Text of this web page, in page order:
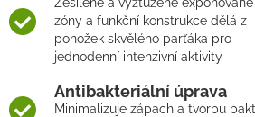
zóny a funkční konstrukce dělá z
ponožek skvělého parťáka pro
jednodenní intenzivní aktivity
Antibakteriální úprava
Minimalizuje zápach a tvorbu